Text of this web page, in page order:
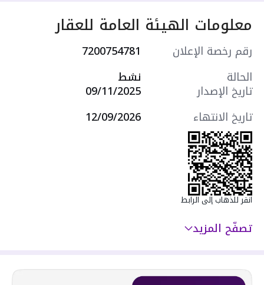
فوق 3غرف منهم 1ماستر
خرفه سائق
سطح
شارع 20 جنوبي
مطبخ
معلومات الهيئة العامة للعقار
رقم رخصة الإعلان
7200754781
الحالة
نشط
تاريخ الإصدار
09/11/2025
تاريخ الانتهاء
12/09/2026
انقر للذهاب إلى الرابط
تصفّح المزيد